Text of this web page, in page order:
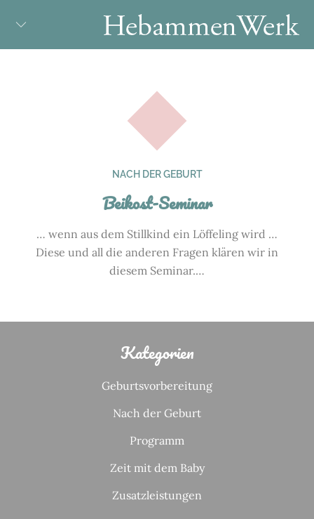
NACH DER GEBURT
Beikost-Seminar
… wenn aus dem Stillkind ein Löffeling wird …
Diese und all die anderen Fragen klären wir in
diesem Seminar.…
Kategorien
Geburtsvorbereitung
Nach der Geburt
Programm
Zeit mit dem Baby
Zusatzleistungen